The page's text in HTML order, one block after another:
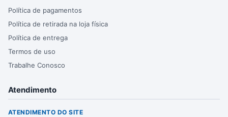
Política de pagamentos
Política de retirada na loja física
Política de entrega
Termos de uso
Trabalhe Conosco
Atendimento
ATENDIMENTO DO SITE